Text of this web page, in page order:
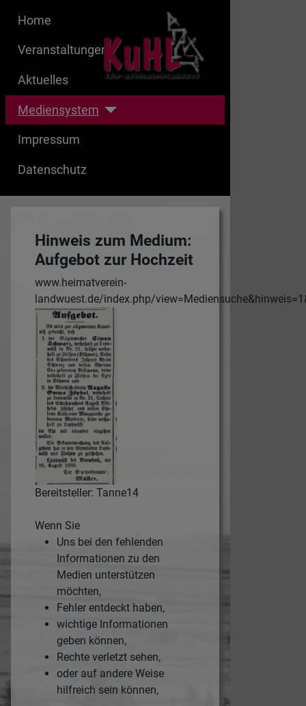
Home
Veranstaltungen
Aktuelles
Mediensystem
Impressum
Datenschutz
Hinweis zum Medium:
Aufgebot zur Hochzeit
www.heimatverein-
landwuest.de/index.php/
Bereitsteller: Tanne14
Wenn Sie
Uns bei den fehlenden
Informationen zu den
Medien unterstützen
möchten,
Fehler entdeckt haben,
wichtige Informationen
geben können,
Rechte verletzt sehen,
oder auf andere Weise
hilfreich sein können,